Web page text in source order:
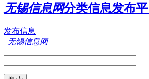
无锡信息网分类信息发布
发布信息
无锡信息网